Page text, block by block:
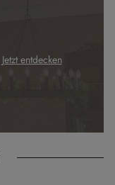
Jetzt entdecken